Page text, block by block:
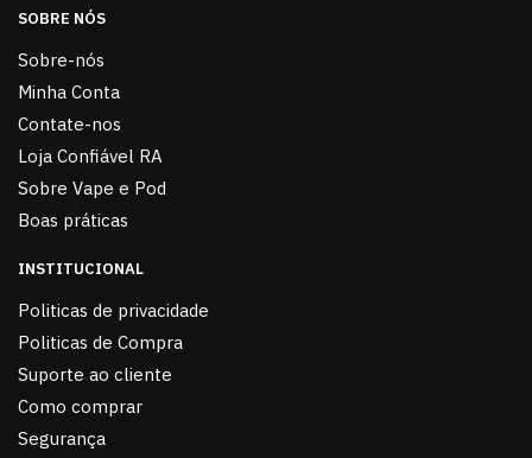
SOBRE NÓS
Sobre-nós
Minha Conta
Contate-nos
Loja Confiável RA
Sobre Vape e Pod
Boas práticas
INSTITUCIONAL
Politicas de privacidade
Politicas de Compra
Suporte ao cliente
Como comprar
Segurança